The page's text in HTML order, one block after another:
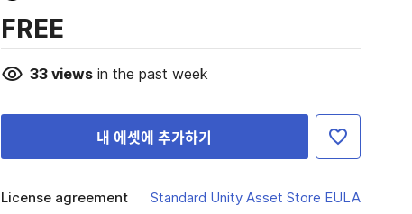
FREE
33viewsin the past week
내 에셋에 추가하기
License agreement
Standard Unity Asset Store EULA